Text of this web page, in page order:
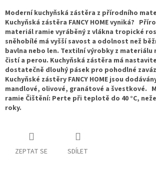
Moderní kuchyňská zástěra z přírodního
Kuchyňská zástěra FANCY HOME vyniká?
materiál ramie vyráběný z vlákna tropické
sněhobílé má vyšší savost a odolnost než
bavlna nebo len. Textilní výrobky z materiálu
čistí a perou. Kuchyňská zástěra má
dostatečně dlouhý pásek pro pohodlné
Kuchyňské zástěry FANCY HOME jsou
mandlové, olivové, granátové a švestkové.
ramie Čištění: Perte při teplotě do 40 °C,
roky.
ZEPTAT SE SDÍLET